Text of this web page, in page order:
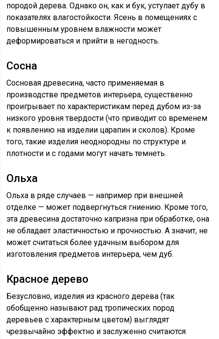
породой дерева. Однако он, как и бук, уступает дубу в
показателях влагостойкости. Ясень в помещениях с
повышенным уровнем влажности может
деформироваться и прийти в негодность.
Сосна
Сосновая древесина, часто применяемая в
производстве предметов интерьера, существенно
проигрывает по характеристикам перед дубом из-за
низкого уровня твердости (что приводит со временем
к появлению на изделии царапин и сколов). Кроме
того, такие изделия неоднородны по структуре и
плотности и с годами могут начать темнеть.
Ольха
Ольха в ряде случаев — например при внешней
отделке — может подвергнуться гниению. Кроме того,
эта древесина достаточно капризна при обработке, она
не обладает эластичностью и прочностью. А значит, не
может считаться более удачным выбором для
изготовления предметов интерьера, чем дуб.
Красное дерево
Безусловно, изделия из красного дерева (так
обобщенно называют рад тропических пород
деревьев с характерным цветом) выглядят
чрезвычайно эффектно и заслуженно считаются